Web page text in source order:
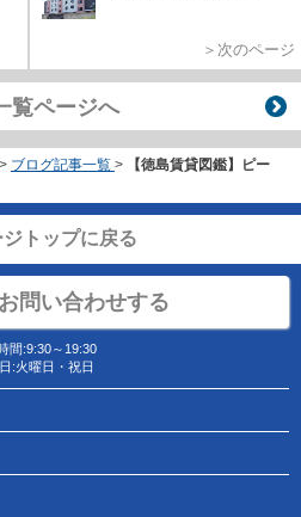
＞次のページ
覧ページへ
> ブログ記事一覧 >
【徳島賃貸図鑑】ピー
トップに戻る
問い合わせする
間:9:30～19:30
:火曜日・祝日